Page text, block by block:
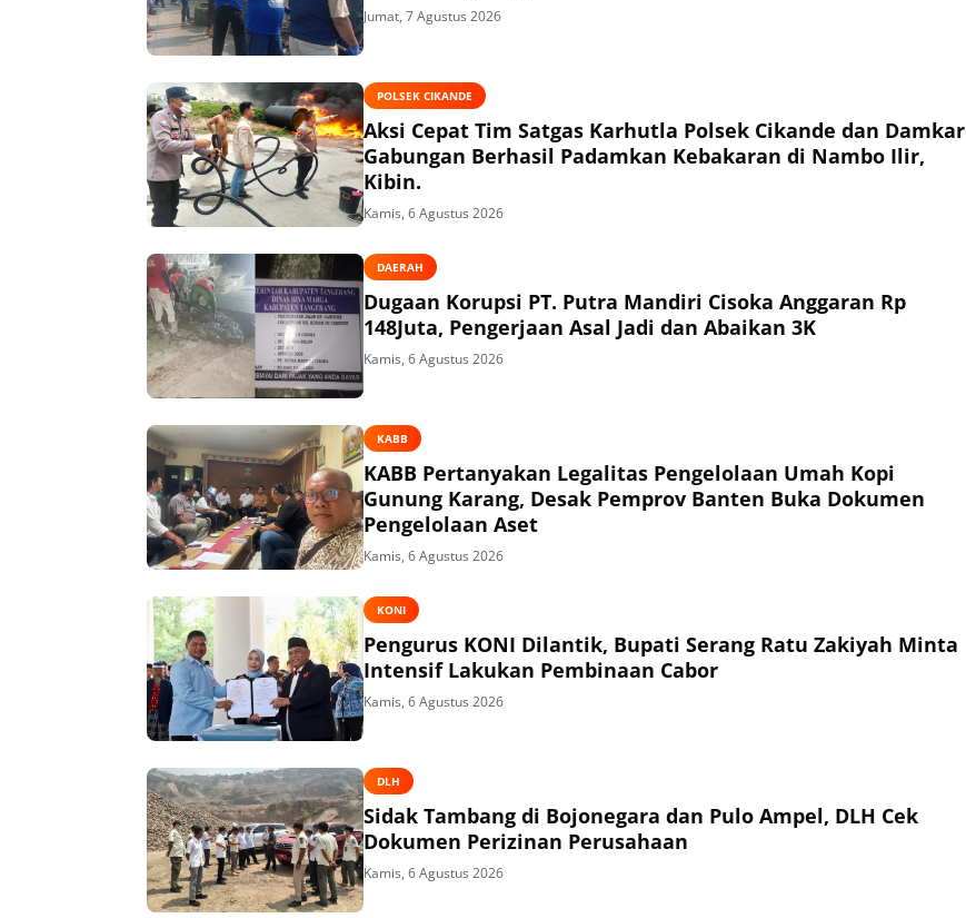
Jumat, 7 Agustus 2026
POLSEK CIKANDE
Aksi Cepat Tim Satgas Karhutla Polsek Cikande dan Damkar
Gabungan Berhasil Padamkan Kebakaran di Nambo Ilir,
Kibin.
Kamis, 6 Agustus 2026
DAERAH
Dugaan Korupsi PT. Putra Mandiri Cisoka Anggaran Rp
148Juta, Pengerjaan Asal Jadi dan Abaikan 3K
Kamis, 6 Agustus 2026
KABB
KABB Pertanyakan Legalitas Pengelolaan Umah Kopi
Gunung Karang, Desak Pemprov Banten Buka Dokumen
Pengelolaan Aset
Kamis, 6 Agustus 2026
KONI
Pengurus KONI Dilantik, Bupati Serang Ratu Zakiyah Minta
Intensif Lakukan Pembinaan Cabor
Kamis, 6 Agustus 2026
DLH
Sidak Tambang di Bojonegara dan Pulo Ampel, DLH Cek
Dokumen Perizinan Perusahaan
Kamis, 6 Agustus 2026